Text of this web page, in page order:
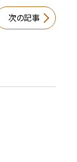
次の記事